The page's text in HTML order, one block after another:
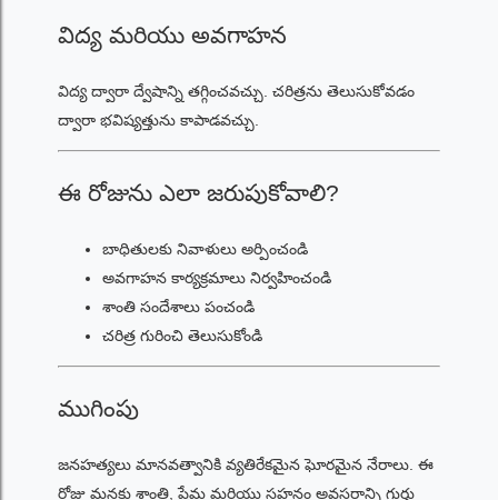
విద్య మరియు అవగాహన
విద్య ద్వారా ద్వేషాన్ని తగ్గించవచ్చు. చరిత్రను తెలుసుకోవడం
ద్వారా భవిష్యత్తును కాపాడవచ్చు.
ఈ రోజును ఎలా జరుపుకోవాలి?
బాధితులకు నివాళులు అర్పించండి
అవగాహన కార్యక్రమాలు నిర్వహించండి
శాంతి సందేశాలు పంచండి
చరిత్ర గురించి తెలుసుకోండి
ముగింపు
జనహత్యలు మానవత్వానికి వ్యతిరేకమైన ఘోరమైన నేరాలు. ఈ
రోజు మనకు శాంతి, ప్రేమ మరియు సహనం అవసరాన్ని గుర్తు